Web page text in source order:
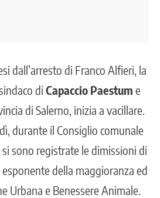
dall’arresto di Franco Alfieri, la
di Capaccio Paestum e
di Salerno, inizia a vacillare.
durante il Consiglio comunale
sono registrate ledimissioni di
, esponente della maggioranza ed
Urbana e Benessere Animale.